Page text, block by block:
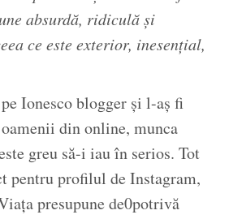
absurdă, ridiculă și
ce este exterior, inesențial,
Ionesco blogger și l-aș fi
din online, munca
greu să-i iau în serios. Tot
pentru profilul de Instagram,
presupune de0potrivă